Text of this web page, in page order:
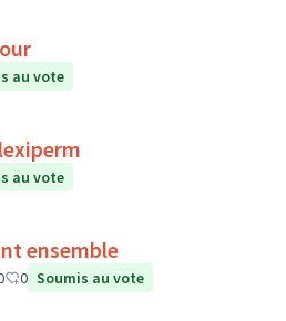
au vote
au vote
ensemble
0 Soumis au vote